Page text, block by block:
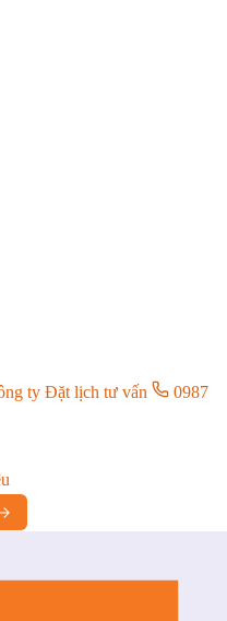
ty Đặt lịch tư vấn
0987